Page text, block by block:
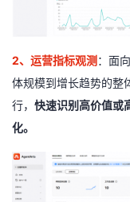
2、运营指标观测 ： 面
体规模到增长趋势的整
行， 快速识别高价值或
化。